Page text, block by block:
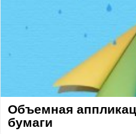
Объемная
бумаги